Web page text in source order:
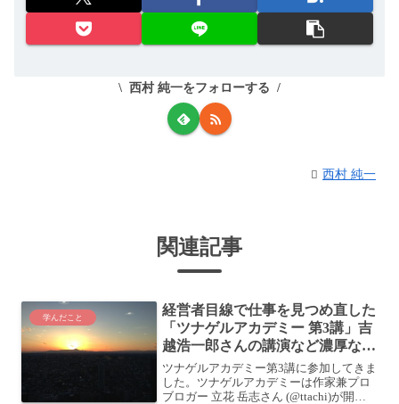
西村 純一をフォローする
西村 純一
関連記事
学んだこと
経営者目線で仕事を見つめ直した
「ツナゲルアカデミー 第3講」吉
越浩一郎さんの講演など濃厚な1
日でした
ツナゲルアカデミー第3講に参加してきま
した。ツナゲルアカデミーは作家兼プロ
ブロガー 立花 岳志さん (@ttachi)が開催